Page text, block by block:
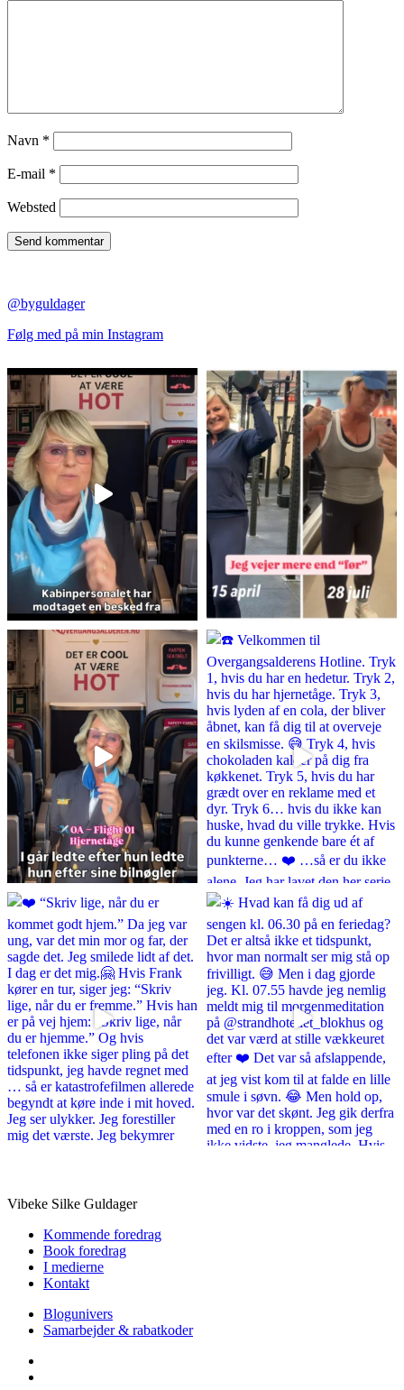
Navn *
E-mail *
Websted
@byguldager
Følg med på min Instagram
Vibeke Silke Guldager
Kommende foredrag
Book foredrag
I medierne
Kontakt
Blogunivers
Samarbejder & rabatkoder